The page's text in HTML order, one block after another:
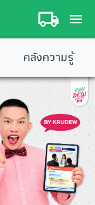
คลังความรู้